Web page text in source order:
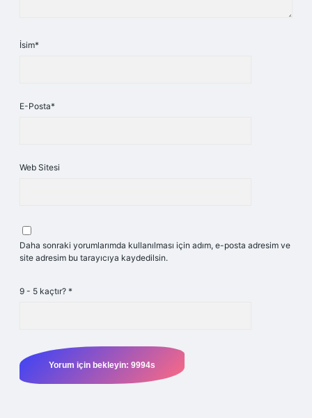
İsim*
E-Posta*
Web Sitesi
Daha sonraki yorumlarımda kullanılması için adım, e-posta adresim ve
site adresim bu tarayıcıya kaydedilsin.
9 - 5 kaçtır? *